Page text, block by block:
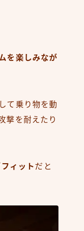
を楽しみなが
て乗り物を動
撃を耐えたり
ィット だと